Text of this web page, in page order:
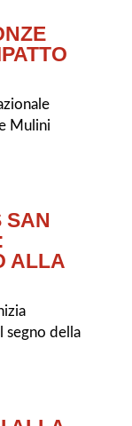
Mulini
SAN
ALLA
segno della